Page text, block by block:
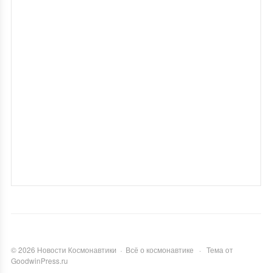
©2026 Новости Космонавтики · Всё о космонавтике · Тема от
GoodwinPress.ru